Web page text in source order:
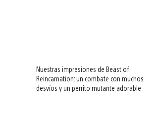
Nuestras impresiones de Beast of
Reincarnation: un combate con muchos
desvíos y un perrito mutante adorable